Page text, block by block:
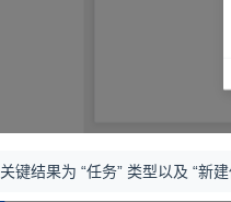
关键结果为 “任务” 类型以及 “新建